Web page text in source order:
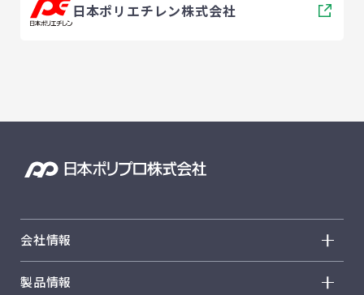
日本ポリエチレン株式会社
会社情報
会社情報 トップ
製品情報